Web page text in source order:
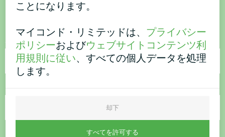
お問い合わせください。
名称
ことになります。
マイコンド・リミテッドは、 プライバシー
ポリシーおよびウェブサイトコンテンツ利
用規則に従い、すべての個人データを処理
します。
却下
すべてを許可する